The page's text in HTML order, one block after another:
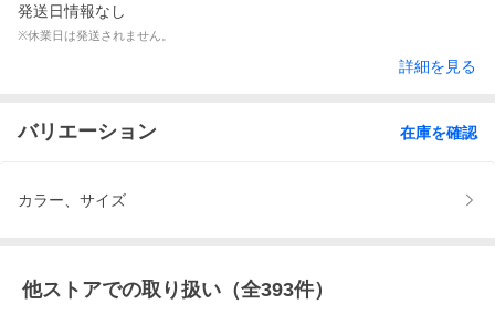
発送日情報なし
※休業日は発送されません。
詳細を見る
バリエーション 在庫を確認
カラー、サイズ
他ストアでの取り扱い（全393件）